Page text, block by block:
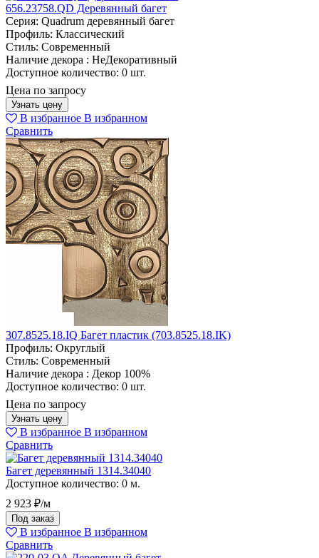
656.23758.QD Деревянный багет
Серия: Quadrum деревянный багет
Профиль: Классический
Стиль: Современный
Наличие декора : НеДекоративный
Доступное количество: 0 шт.
Цена по запросу
Узнать цену
В избранное В избранном
Сравнить
307.8525.18.IQ Багет пластик (703.8525.18.IK)
Профиль: Округлый
Стиль: Современный
Наличие декора : Декор 100%
Доступное количество: 0 шт.
Цена по запросу
Узнать цену
В избранное В избранном
Сравнить
Багет деревянный 1314.34040
Доступное количество: 0 м.
2 923 ₽/м
Под заказ
В избранное В избранном
Сравнить